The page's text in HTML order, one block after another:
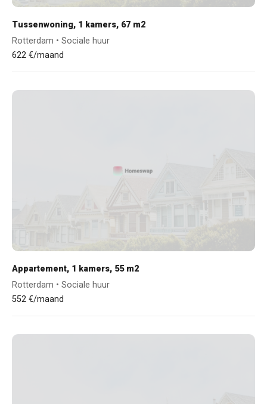
Tussenwoning, 1 kamers, 67 m2
Rotterdam • Sociale huur
622 €/maand
Appartement, 1 kamers, 55 m2
Rotterdam • Sociale huur
552 €/maand